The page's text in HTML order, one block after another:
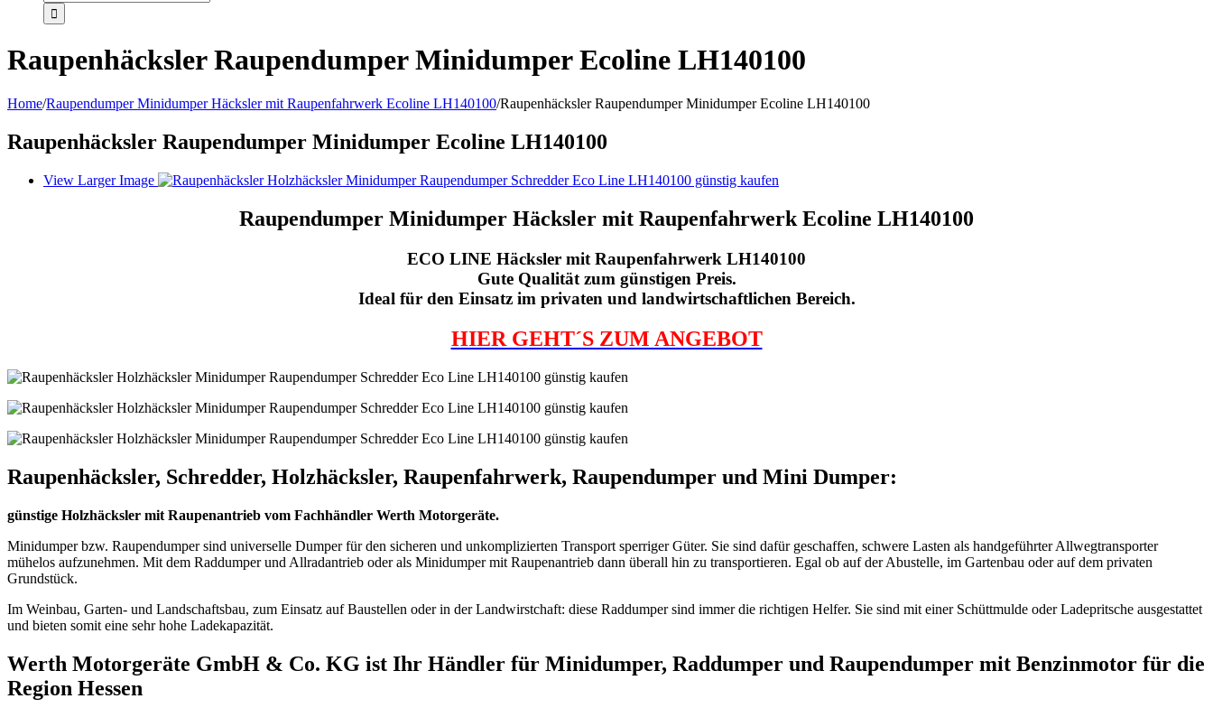
Raupenhäcksler Raupendumper Minidumper Ecoline LH140100
Home/Raupendumper Minidumper Häcksler mit Raupenfahrwerk Ecoline LH140100/Raupenhäcksler Raupendumper Minidumper Ecoline LH140100
Raupenhäcksler Raupendumper Minidumper Ecoline LH140100
View Larger Image
Raupendumper Minidumper Häcksler mit Raupenfahrwerk Ecoline LH140100
ECO LINE Häcksler mit Raupenfahrwerk LH140100
Gute Qualität zum günstigen Preis.
Ideal für den Einsatz im privaten und landwirtschaftlichen Bereich.
HIER GEHT´S ZUM ANGEBOT
Raupenhäcksler, Schredder, Holzhäcksler, Raupenfahrwerk, Raupendumper und Mini Dumper:
günstige Holzhäcksler mit Raupenantrieb vom Fachhändler Werth Motorgeräte.
Minidumper bzw. Raupendumper sind universelle Dumper für den sicheren und unkomplizierten Transport sperriger Güter. Sie sind dafür geschaffen, schwere Lasten als handgeführter Allwegtransporter
mühelos aufzunehmen. Mit dem Raddumper und Allradantrieb oder als Minidumper mit Raupenantrieb dann überall hin zu transportieren. Egal ob auf der Abustelle, im Gartenbau oder auf dem privaten
Grundstück.
Im Weinbau, Garten- und Landschaftsbau, zum Einsatz auf Baustellen oder in der Landwirstchaft: diese Raddumper sind immer die richtigen Helfer. Sie sind mit einer Schüttmulde oder Ladepritsche ausgestattet
und bieten somit eine sehr hohe Ladekapazität.
Werth Motorgeräte GmbH & Co. KG ist Ihr Händler für Minidumper, Raddumper und Raupendumper mit Benzinmotor für die
Region Hessen